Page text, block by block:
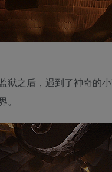
狱之后，遇到了神奇的